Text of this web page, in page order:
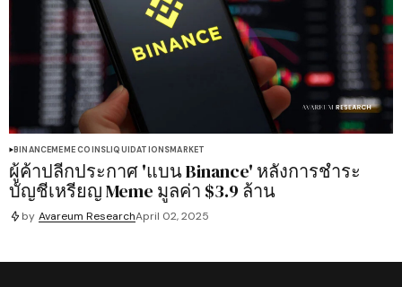
BINANCEMEME COINSLIQUIDATIONSMARKET
ผู้ค้าปลีกประกาศ 'แบน Binance' หลังการชำระ
บัญชีเหรียญ Meme มูลค่า $3.9 ล้าน
by Avareum ResearchApril 02, 2025